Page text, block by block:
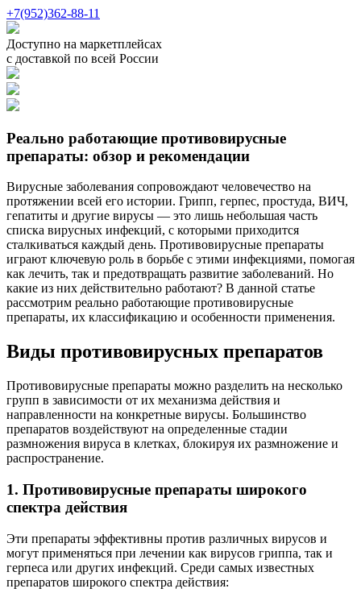
+7(952)362-88-11
Доступно на маркетплейсах
с доставкой по всей России
Реально работающие противовирусные
препараты: обзор и рекомендации
Вирусные заболевания сопровождают человечество на
протяжении всей его истории. Грипп, герпес, простуда, ВИЧ,
гепатиты и другие вирусы — это лишь небольшая часть
списка вирусных инфекций, с которыми приходится
сталкиваться каждый день. Противовирусные препараты
играют ключевую роль в борьбе с этими инфекциями, помогая
как лечить, так и предотвращать развитие заболеваний. Но
какие из них действительно работают? В данной статье
рассмотрим реально работающие противовирусные
препараты, их классификацию и особенности применения.
Виды противовирусных препаратов
Противовирусные препараты можно разделить на несколько
групп в зависимости от их механизма действия и
направленности на конкретные вирусы. Большинство
препаратов воздействуют на определенные стадии
размножения вируса в клетках, блокируя их размножение и
распространение.
1. Противовирусные препараты широкого
спектра действия
Эти препараты эффективны против различных вирусов и
могут применяться при лечении как вирусов гриппа, так и
герпеса или других инфекций. Среди самых известных
препаратов широкого спектра действия: